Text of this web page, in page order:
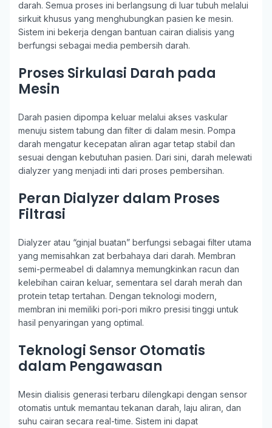
darah. Semua proses ini berlangsung di luar tubuh melalui
sirkuit khusus yang menghubungkan pasien ke mesin.
Sistem ini bekerja dengan bantuan cairan dialisis yang
berfungsi sebagai media pembersih darah.
Proses Sirkulasi Darah pada
Mesin
Darah pasien dipompa keluar melalui akses vaskular
menuju sistem tabung dan filter di dalam mesin. Pompa
darah mengatur kecepatan aliran agar tetap stabil dan
sesuai dengan kebutuhan pasien. Dari sini, darah melewati
dialyzer yang menjadi inti dari proses pembersihan.
Peran Dialyzer dalam Proses
Filtrasi
Dialyzer atau “ginjal buatan” berfungsi sebagai filter utama
yang memisahkan zat berbahaya dari darah. Membran
semi-permeabel di dalamnya memungkinkan racun dan
kelebihan cairan keluar, sementara sel darah merah dan
protein tetap tertahan. Dengan teknologi modern,
membran ini memiliki pori-pori mikro presisi tinggi untuk
hasil penyaringan yang optimal.
Teknologi Sensor Otomatis
dalam Pengawasan
Mesin dialisis generasi terbaru dilengkapi dengan sensor
otomatis untuk memantau tekanan darah, laju aliran, dan
suhu cairan secara real-time. Sistem ini dapat